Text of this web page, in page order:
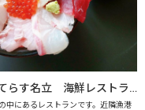
うみてらす名立 海鮮レストラン「海のだいどこや」 【上越市地産地消推進の店認定店】
中にあるレストランです。近隣漁港